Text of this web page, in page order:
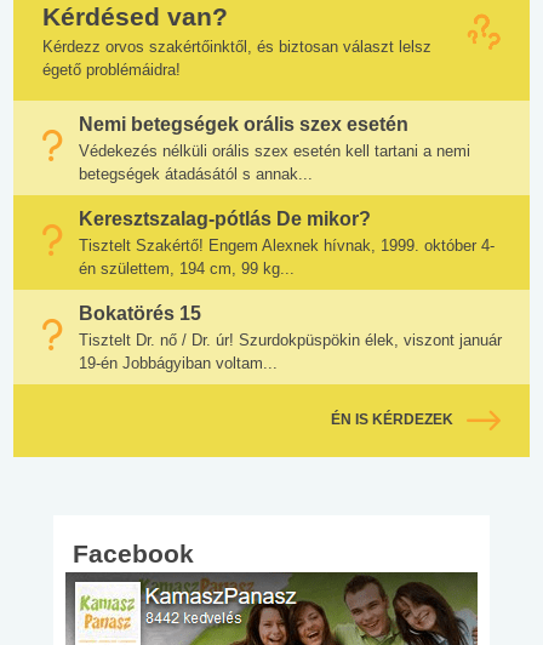
Kérdésed van?
Kérdezz orvos szakértőinktől, és biztosan választ lelsz
égető problémáidra!
Nemi betegségek orális szex esetén
Védekezés nélküli orális szex esetén kell tartani a nemi
betegségek átadásától s annak...
Keresztszalag-pótlás De mikor?
Tisztelt Szakértő! Engem Alexnek hívnak, 1999. október 4-
én születtem, 194 cm, 99 kg...
Bokatörés 15
Tisztelt Dr. nő / Dr. úr! Szurdokpüspökin élek, viszont január
19-én Jobbágyiban voltam...
ÉN IS KÉRDEZEK
Facebook